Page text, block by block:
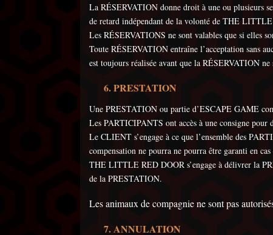
La RÉSERVATION donne droit à une ou plusieurs
de retard indépendant de la volonté de THE
Les RÉSERVATIONS ne sont valables que si
Toute RÉSERVATION entraîne l’acceptation sans
est toujours réalisée avant que la RÉSERVATION
PRESTATION
Une PRESTATION ou partie d’ESCAPE GAME
Les PARTICIPANTS ont accès à une consigne
Le CLIENT s’engage à ce que l’ensemble des
compensation ne pourra ne pourra être garanti en
THE LITTLE RED DOOR s’engage à délivrer la
de la PRESTATION.
Les animaux de compagnie ne sont pas
ANNULATION